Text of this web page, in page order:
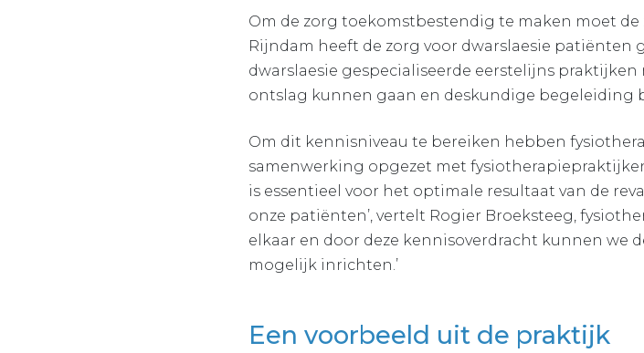
Om de zorg toekomstbestendig te maken moet
Rijndam heeft de zorg voor dwarslaesie
dwarslaesie gespecialiseerde eerstelijns
ontslag kunnen gaan en deskundige begeleiding
Om dit kennisniveau te bereiken hebben
samenwerking opgezet met
is essentieel voor het optimale resultaat van de
onze patiënten’, vertelt Rogier Broeksteeg,
elkaar en door deze kennisoverdracht kunnen we
mogelijk inrichten.’
Een voorbeeld uit de praktijk